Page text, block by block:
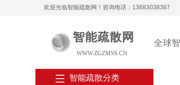
欢迎光临智能疏散网！咨询电话：13683038367
全球
智能疏散网
WWW.ZGZMSS.CN
智能疏散分类